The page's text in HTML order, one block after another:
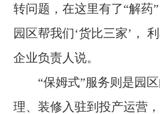
转问题，在这里有了“解药
园区帮我们‘货比三家’，
企业负责人说。
“保姆式”服务则是园
理、装修入驻到投产运营